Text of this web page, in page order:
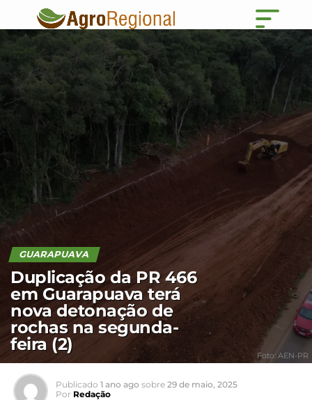
GUARAPUAVA
Duplicação da PR 466
em Guarapuava terá
nova detonação de
rochas na segunda-
feira (2)
Foto: AEN-PR
Publicado 1 ano ago sobre 29 de maio, 2025
Por Redação